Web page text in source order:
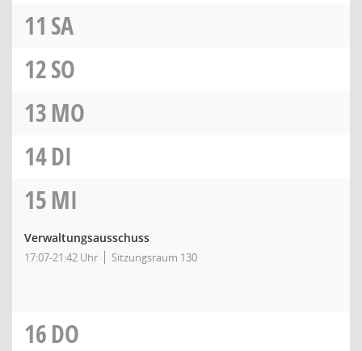
11 SA
12SO
13MO
14DI
15MI
Verwaltungsausschuss
17:07-21:42 Uhr Sitzungsraum 130
16DO